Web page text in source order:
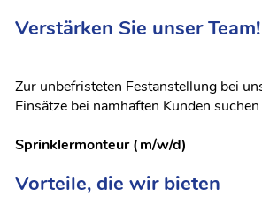
Verstärken Sie unser Team!
Zur unbefristeten Festanstellung bei
Einsätze bei namhaften Kunden
Sprinklermonteur (m/w/d)
Vorteile, die wir bieten